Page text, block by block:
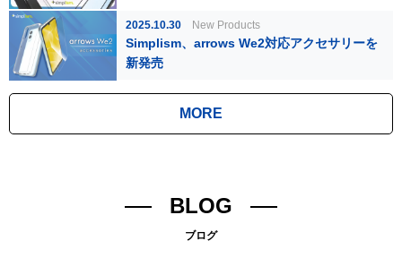
2025.10.30 New Products
Simplism、arrows We2対応アクセサリーを
新発売
MORE
BLOG
ブログ